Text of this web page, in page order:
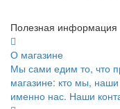
Полезная информация
О магазине
Мы сами едим то, что
магазине: кто мы,
именно нас. Наши